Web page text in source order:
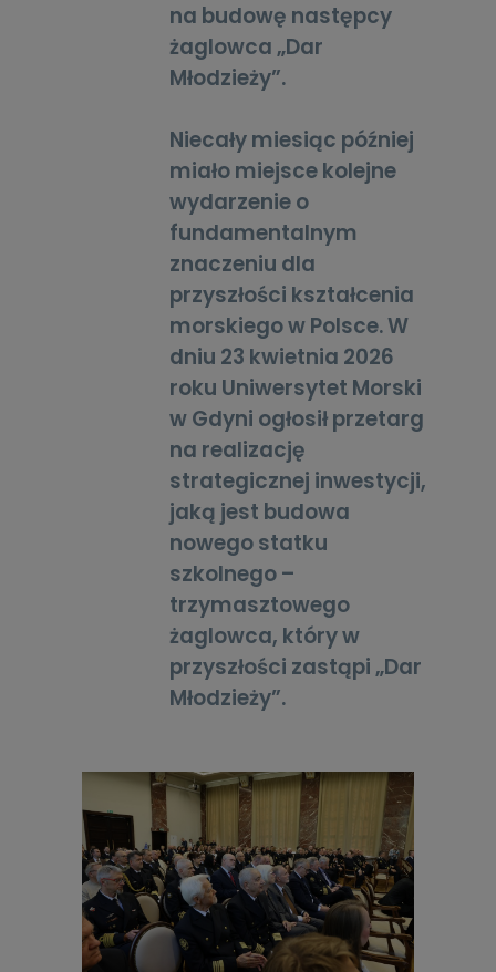
na budowę następcy
żaglowca „Dar
Młodzieży”.
Niecały miesiąc później
miało miejsce kolejne
wydarzenie o
fundamentalnym
znaczeniu dla
przyszłości kształcenia
morskiego w Polsce. W
dniu 23 kwietnia 2026
roku Uniwersytet Morski
w Gdyni ogłosił przetarg
na realizację
strategicznej inwestycji,
jaką jest budowa
nowego statku
szkolnego –
trzymasztowego
żaglowca, który w
przyszłości zastąpi „Dar
Młodzieży”.